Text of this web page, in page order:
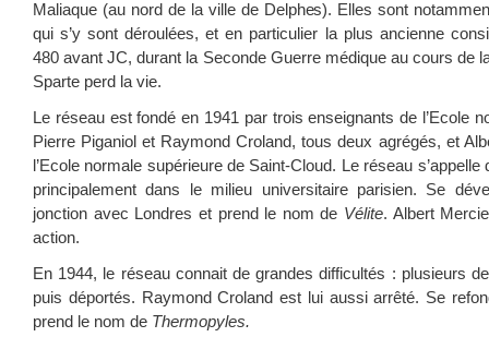
Maliaque (au nord de la ville de Delphes). Elles sont
qui s’y sont déroulées, et en particulier la plus ancienne
480 avant JC, durant la Seconde Guerre médique au cours de
Sparte perd la vie.
Le réseau est fondé en 1941 par trois enseignants de l’Ecole
Pierre Piganiol et Raymond Croland, tous deux agrégés, et
l’Ecole normale supérieure de Saint-Cloud. Le réseau s’appelle
principalement dans le milieu universitaire parisien. Se
jonction avec Londres et prend le nom de Vélite. Albert
action.
En 1944, le réseau connait de grandes difficultés : plusieurs
puis déportés. Raymond Croland est lui aussi arrêté. Se
prend le nom de Thermopyles.